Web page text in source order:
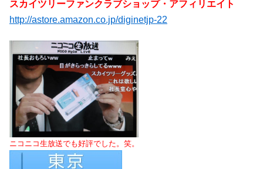
スカイツリーファンクラブショップ・アフィリエイト
http://astore.amazon.co.jp/diginetjp-22
ニコニコ生放送でも好評でした。笑。